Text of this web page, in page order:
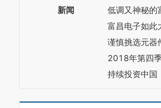
新闻
低调又神秘的
富昌电子如此
谨慎挑选元器
2018年第四
持续投资中国